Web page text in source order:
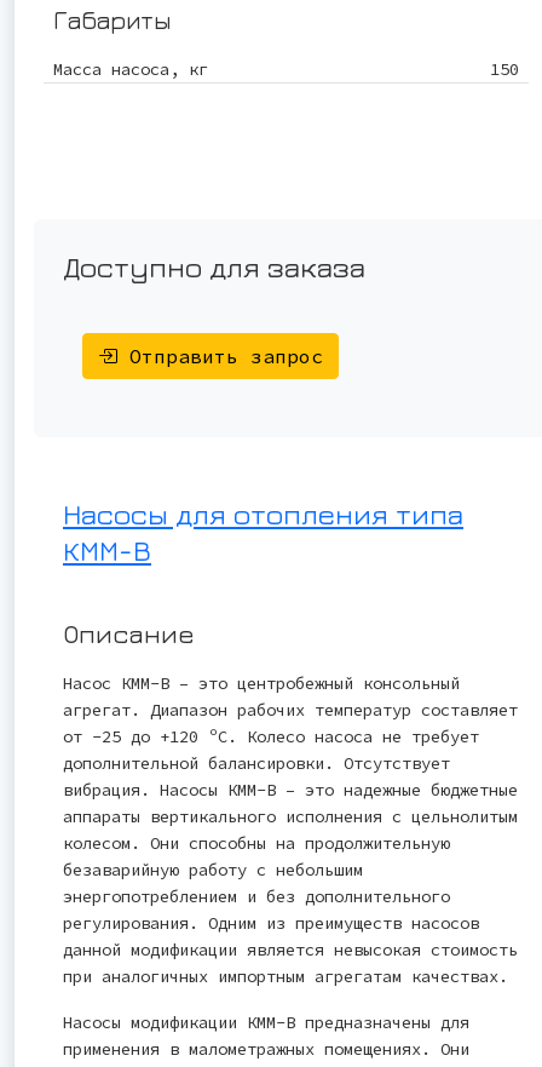
Габариты
Масса насоса, кг 150
Доступно для заказа
Отправить запрос
Насосы для отопления типа
КММ-В
Описание
Насос КММ-В – это центробежный консольный
агрегат. Диапазон рабочих температур составляет
от -25 до +120 ºС. Колесо насоса не требует
дополнительной балансировки. Отсутствует
вибрация. Насосы КММ-В – это надежные бюджетные
аппараты вертикального исполнения с цельнолитым
колесом. Они способны на продолжительную
безаварийную работу с небольшим
энергопотреблением и без дополнительного
регулирования. Одним из преимуществ насосов
данной модификации является невысокая стоимость
при аналогичных импортным агрегатам качествах.
Насосы модификации КММ-В предназначены для
применения в малометражных помещениях. Они